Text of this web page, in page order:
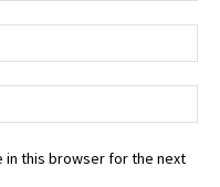
in this browser for the next